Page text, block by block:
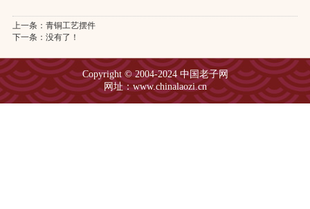
上一条： 青铜工艺摆件
下一条：没有了！
Copyright © 2004-2024 中国老子网
网址：www.chinalaozi.cn